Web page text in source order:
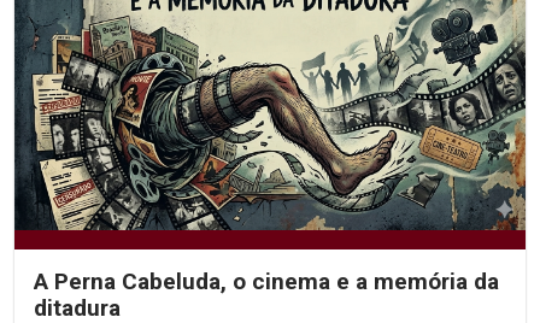
A Perna Cabeluda, o cinema e a memória da
ditadura